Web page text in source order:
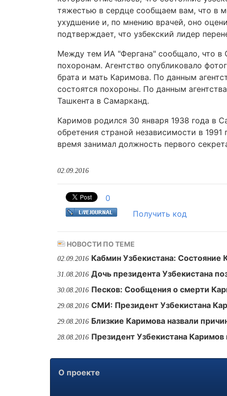
тяжестью в сердце сообщаем вам, что в
ухудшение и, по мнению врачей, оно
подтверждает, что узбекский лидер
Между тем ИА "Фергана" сообщало, что в
похоронам. Агентство опубликовало
брата и мать Каримова. По данным
состоятся похороны. По данным
Ташкента в Самарканд.
Каримов родился 30 января 1938 года в
обретения страной независимости в 1991
время занимал должность первого
02.09.2016
0
Получить код
НОВОСТИ ПО ТЕМЕ
02.09.2016 Кабмин Узбекистана: Состояние
31.08.2016 Дочь президента Узбекистана
30.08.2016 Песков: Сообщения о смерти
29.08.2016 СМИ: Президент Узбекистана
29.08.2016 Близкие Каримова назвали
28.08.2016 Президент Узбекистана
О проекте